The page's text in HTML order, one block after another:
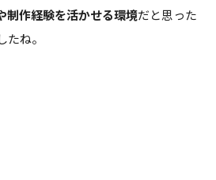
制作経験を活かせる環境だと思った
ね。